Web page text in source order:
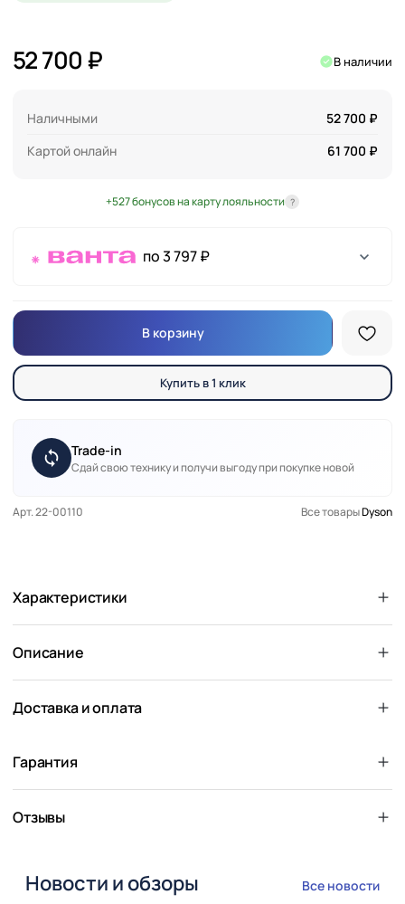
52 700 ₽ В наличии
Наличными
52 700 ₽
Картой онлайн
61 700 ₽
+527 бонусов на карту лояльности ?
по 3 797 ₽
В корзину
Купить в 1 клик
Trade-in
Сдай свою технику и получи выгоду при покупке новой
Арт. 22-00110 Все товарыDyson
Характеристики
Описание
Доставка и оплата
Гарантия
Отзывы
Новости и обзоры Все новости